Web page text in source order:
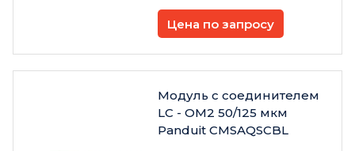
Цена по запросу
Модуль с соединителем
LC - OM2 50/125 мкм
Panduit CMSAQSCBL